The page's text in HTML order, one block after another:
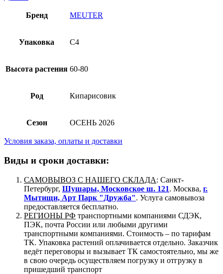
Бренд MEUTER
Упаковка C4
Высота растения 60-80
Род Кипарисовик
Сезон ОСЕНЬ 2026
Условия заказа, оплаты и доставки
Виды и сроки доставки:
САМОВЫВОЗ С НАШЕГО СКЛАДА: Санкт-
Петербург, Шушары, Московское ш. 121. Москва, г.
Мытищи, Арт Парк "Дружба". Услуга самовывоза
предоставляется бесплатно.
РЕГИОНЫ РФ транспортными компаниями СДЭК,
ПЭК, почта России или любыми другими
транспортными компаниями. Стоимость – по тарифам
ТК. Упаковка растений оплачивается отдельно. Заказчик
ведёт переговоры и вызывает ТК самостоятельно, мы же
в свою очередь осуществляем погрузку и отгрузку в
пришедший транспорт